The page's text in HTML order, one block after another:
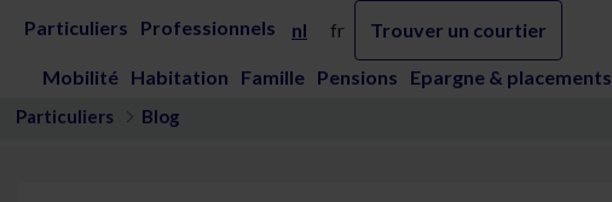
Saut au contenu principal
3 alternatives au bon d’état - Vivium
Particuliers Professionnels nl fr Trouver un courtier
Mobilité Habitation Famille Pensions Epargne & placements
Particuliers Blog